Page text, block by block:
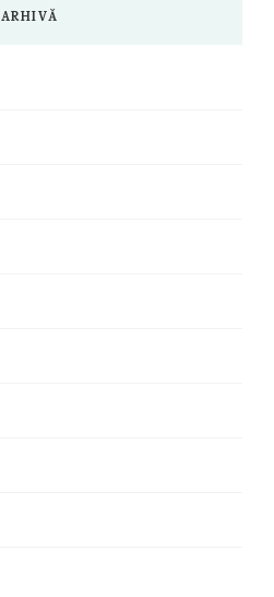
ARHIVĂ